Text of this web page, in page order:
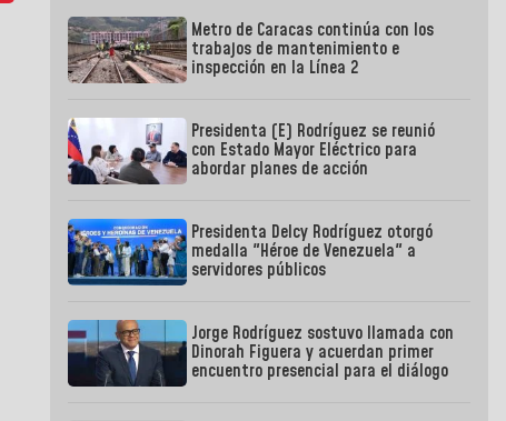
Metro de Caracas continúa con los
trabajos de mantenimiento e
inspección en la Línea 2
Presidenta (E) Rodríguez se reunió
con Estado Mayor Eléctrico para
abordar planes de acción
Presidenta Delcy Rodríguez otorgó
medalla "Héroe de Venezuela" a
servidores públicos
Jorge Rodríguez sostuvo llamada con
Dinorah Figuera y acuerdan primer
encuentro presencial para el diálogo